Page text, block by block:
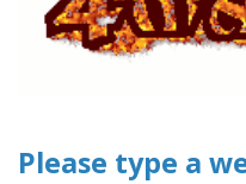
Please type a